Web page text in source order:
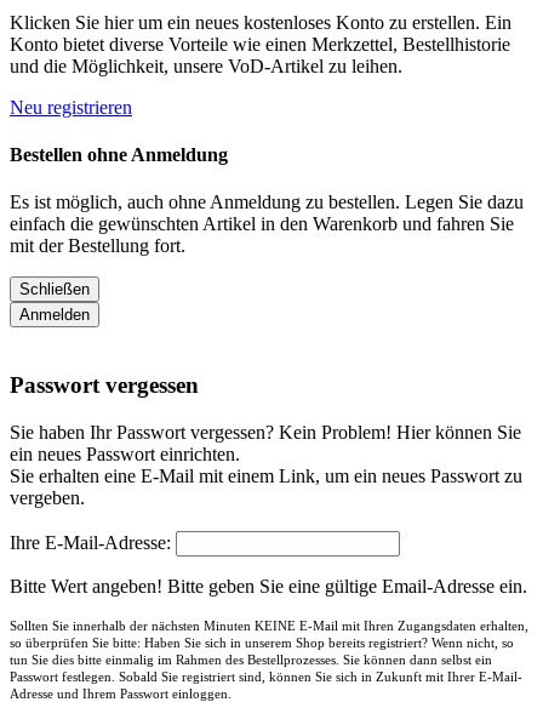
Klicken Sie hier um ein neues kostenloses Konto zu erstellen. Ein
Konto bietet diverse Vorteile wie einen Merkzettel, Bestellhistorie
und die Möglichkeit, unsere VoD-Artikel zu leihen.
Neu registrieren
Bestellen ohne Anmeldung
Es ist möglich, auch ohne Anmeldung zu bestellen. Legen Sie dazu
einfach die gewünschten Artikel in den Warenkorb und fahren Sie
mit der Bestellung fort.
Schließen
Anmelden
Passwort vergessen
Sie haben Ihr Passwort vergessen? Kein Problem! Hier können Sie
ein neues Passwort einrichten.
Sie erhalten eine E-Mail mit einem Link, um ein neues Passwort zu
vergeben.
Ihre E-Mail-Adresse:
Bitte Wert angeben! Bitte geben Sie eine gültige Email-Adresse ein.
Sollten Sie innerhalb der nächsten Minuten KEINE E-Mail mit Ihren Zugangsdaten erhalten,
so überprüfen Sie bitte: Haben Sie sich in unserem Shop bereits registriert? Wenn nicht, so
tun Sie dies bitte einmalig im Rahmen des Bestellprozesses. Sie können dann selbst ein
Passwort festlegen. Sobald Sie registriert sind, können Sie sich in Zukunft mit Ihrer E-Mail-
Adresse und Ihrem Passwort einloggen.